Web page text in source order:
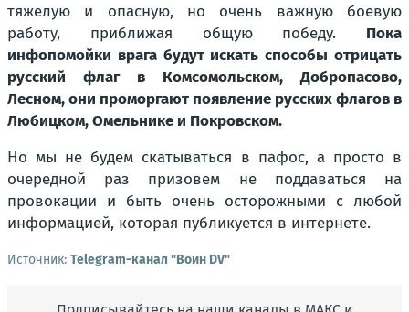
тяжелую и опасную, но очень важную боевую
работу, приближая общую победу. Пока
инфопомойки врага будут искать способы отрицать
русский флаг в Комсомольском, Добропасово,
Лесном, они проморгают появление русских флагов в
Любицком, Омельнике и Покровском.
Но мы не будем скатываться в пафос, а просто в
очередной раз призовем не поддаваться на
провокации и быть очень осторожными с любой
информацией, которая публикуется в интернете.
Источник: Telegram-канал "Воин DV"